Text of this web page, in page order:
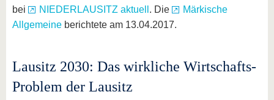
bei
NIEDERLAUSITZ aktuell . Die
Märkische
Allgemeine berichtete am 13.04.2017.
Lausitz 2030: Das wirkliche Wirtschafts-
Problem der Lausitz